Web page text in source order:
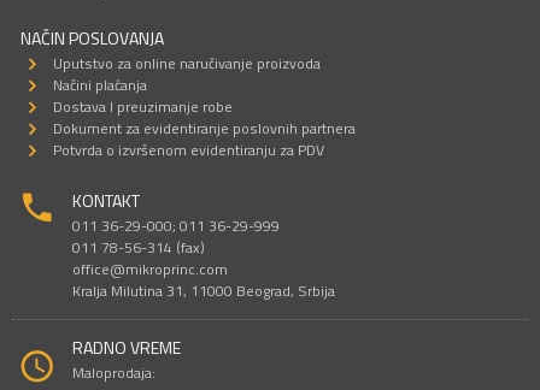
NAČIN POSLOVANJA
Uputstvo za online naručivanje proizvoda
Načini plaćanja
Dostava I preuzimanje robe
Dokument za evidentiranje poslovnih partnera
Potvrda o izvršenom evidentiranju za PDV
KONTAKT
011 36-29-000; 011 36-29-999
011 78-56-314 (fax)
office@mikroprinc.com
Kralja Milutina 31, 11000 Beograd, Srbija
RADNO VREME
Maloprodaja: